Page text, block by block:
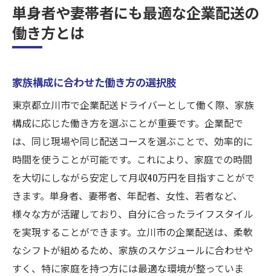
単身者や妻帯者にも最適な企業配送の
働き方とは
家族構成に合わせた働き方の選択肢
東京都立川市で企業配送ドライバーとして働く際、家族
構成に応じた働き方を選ぶことが重要です。企業配で
は、同じ現場や同じ配送コースを選ぶことで、効率的に
時間を使うことが可能です。これにより、家庭での時間
を大切にしながら安定して月収40万円を目指すことがで
きます。単身者、妻帯者、年配者、女性、若者など、
様々な方が活躍しており、自分に合ったライフスタイル
を実現することができます。立川市の企業配送は、柔軟
なシフトが組めるため、家族のスケジュールに合わせや
すく、特に家庭を持つ方には最適な環境が整っていま